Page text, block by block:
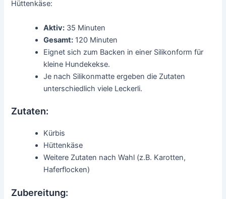
Hüttenkäse:
Aktiv: 35 Minuten
Gesamt: 120 Minuten
Eignet sich zum Backen in einer Silikonform für
kleine Hundekekse.
Je nach Silikonmatte ergeben die Zutaten
unterschiedlich viele Leckerli.
Zutaten:
Kürbis
Hüttenkäse
Weitere Zutaten nach Wahl (z.B. Karotten,
Haferflocken)
Zubereitung: